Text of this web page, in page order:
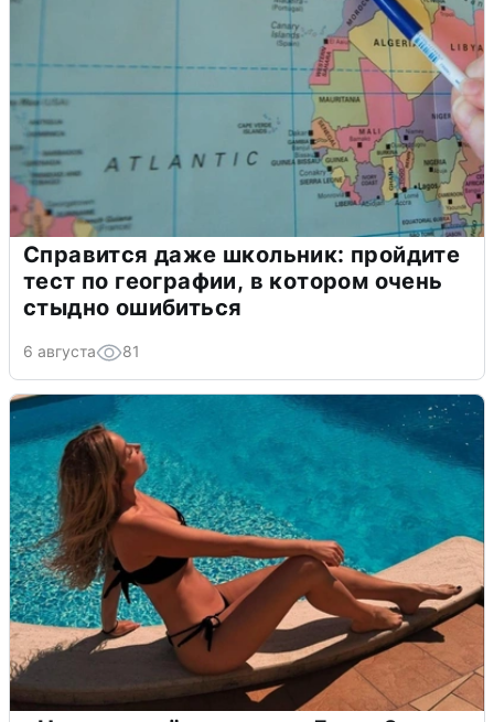
Справится даже школьник: пройдите
тест по географии, в котором очень
стыдно ошибиться
6 августа 81